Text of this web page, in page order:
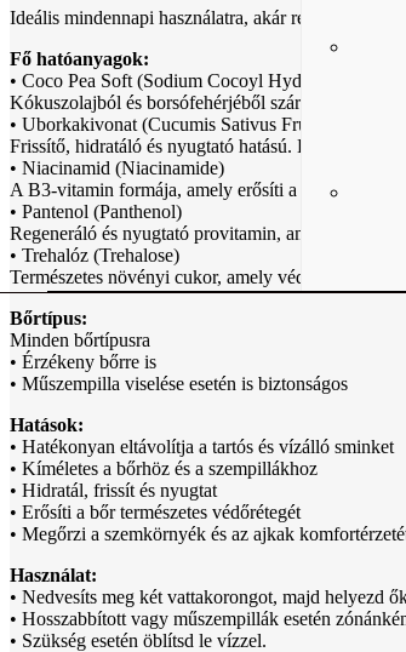
Ideális mindennapi használatra, akár reggel, akár
Fő hatóanyagok:
• Coco Pea Soft (Sodium Cocoyl Hydrolyzed Pea
Kókuszolajból és borsófehérjéből származó
• Uborkakivonat (Cucumis Sativus Fruit Extract)
Frissítő, hidratáló és nyugtató hatású. Kiválóan
• Niacinamid (Niacinamide)
A B3-vitamin formája, amely erősíti a bőr
• Pantenol (Panthenol)
Regeneráló és nyugtató provitamin, amely
• Trehalóz (Trehalose)
Természetes növényi cukor, amely védi a bőrt a
Bőrtípus:
Minden bőrtípusra
• Érzékeny bőrre is
• Műszempilla viselése esetén is biztonságos
Hatások:
• Hatékonyan eltávolítja a tartós és vízálló sminket
• Kíméletes a bőrhöz és a szempillákhoz
• Hidratál, frissít és nyugtat
• Erősíti a bőr természetes védőrétegét
• Megőrzi a szemkörnyék és az ajkak
Használat:
• Nedvesíts meg két vattakorongot, majd helyezd
• Hosszabbított vagy műszempillák esetén
• Szükség esetén öblítsd le vízzel.